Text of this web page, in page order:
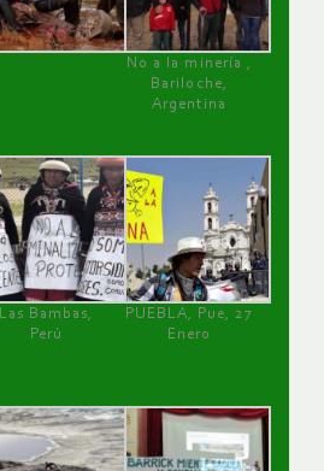
No a la minería ,
Bariloche,
Argentina
Las Bambas,
Perú
PUEBLA, Pue, 27
Enero